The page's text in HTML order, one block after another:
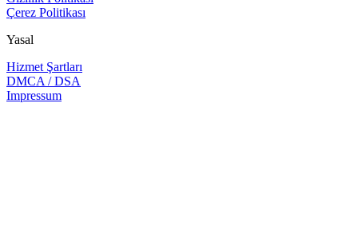
Çerez Politikası
Yasal
Hizmet Şartları
DMCA / DSA
Impressum